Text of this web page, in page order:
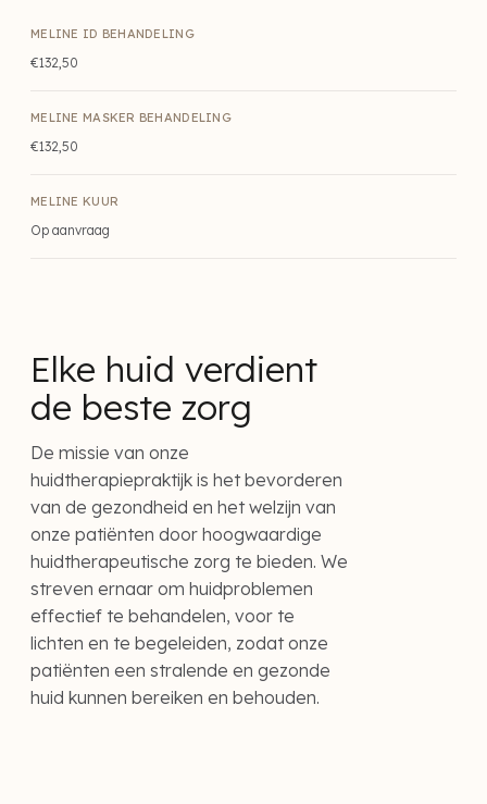
MELINE ID BEHANDELING
€132,50
MELINE MASKER BEHANDELING
€132,50
MELINE KUUR
Op aanvraag
Elke huid verdient
de beste zorg
De missie van onze
huidtherapiepraktijk is het bevorderen
van de gezondheid en het welzijn van
onze patiënten door hoogwaardige
huidtherapeutische zorg te bieden. We
streven ernaar om huidproblemen
effectief te behandelen, voor te
lichten en te begeleiden, zodat onze
patiënten een stralende en gezonde
huid kunnen bereiken en behouden.